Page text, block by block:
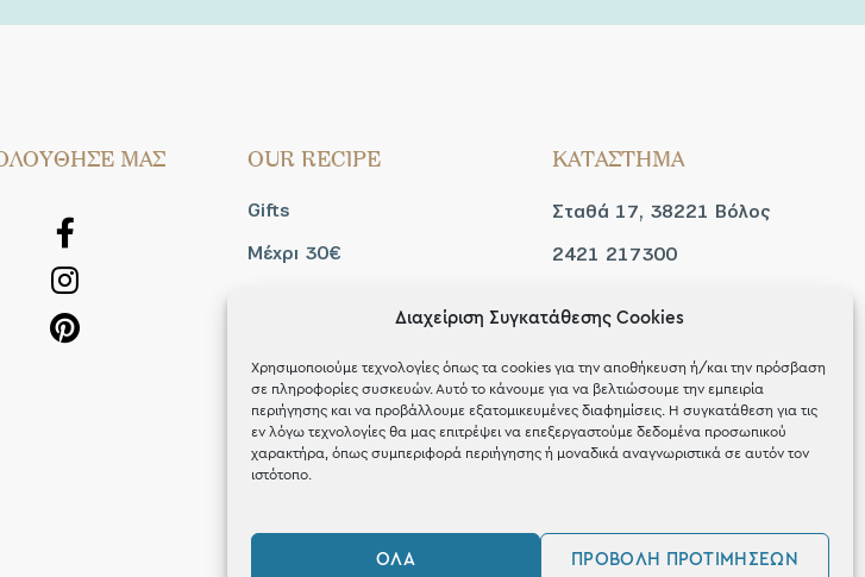
Διαχείριση Συγκατάθεσης Cookies
Χρησιμοποιούμε τεχνολογίες όπως τα cookies για την αποθήκευση ή/και την πρόσβαση
σε πληροφορίες συσκευών. Αυτό το κάνουμε για να βελτιώσουμε την εμπειρία
περιήγησης και να προβάλλουμε εξατομικευμένες διαφημίσεις. Η συγκατάθεση για τις
εν λόγω τεχνολογίες θα μας επιτρέψει να επεξεργαστούμε δεδομένα προσωπικού
χαρακτήρα, όπως συμπεριφορά περιήγησης ή μοναδικά αναγνωριστικά σε αυτόν τον
ιστότοπο.
ΌΛΑ ΠΡΟΒΟΛΉ ΠΡΟΤΙΜΉΣΕΩΝ
ΜΑΣ OUR RECIPE
Gifts
Μέχρι 30€
ΚΑΤΑΣΤΗΜΑ
Σταθά 17, 38221 Βόλος
2421 217300
Τριτ / Πεμ / Παρ: 09:00 -
21:00